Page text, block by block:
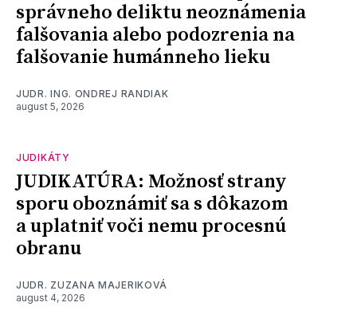
správneho deliktu neoznámenia
falšovania alebo podozrenia na
falšovanie humánneho lieku
JUDR. ING. ONDREJ RANDIAK
august 5, 2026
JUDIKÁTY
JUDIKATÚRA: Možnosť strany
sporu oboznámiť sa s dôkazom
a uplatniť voči nemu procesnú
obranu
JUDR. ZUZANA MAJERIKOVÁ
august 4, 2026